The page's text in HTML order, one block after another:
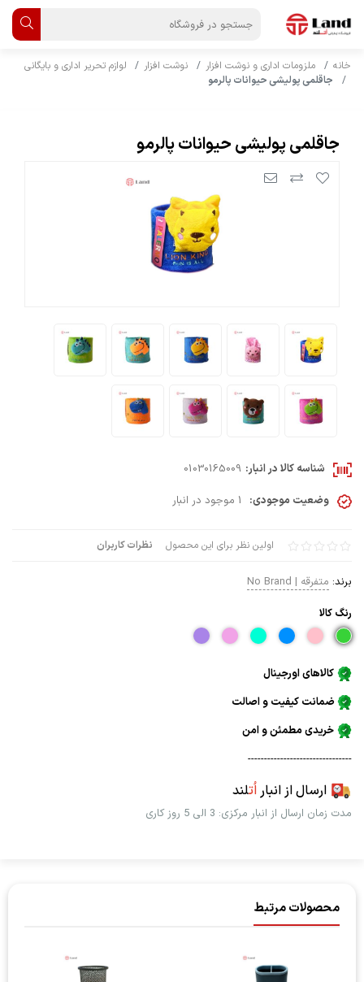
خانه ملزومات اداری و نوشت افزار نوشت افزار
لوازم تحریر اداری و بایگانی
جاقلمی پولیشی حیوانات پالرمو
جاقلمی پولیشی حیوانات پالرمو
اولین نظر برای این محصول نظرات کاربران
برند: متفرقه | No Brand
رنگ كالا
کالاهای اورجینال
ضمانت کیفیت و اصالت
خریدی مطمئن و امن
--------------------------------
ارسال از انباراُتلند
مدت زمان ارسال از انبار مرکزی: 3 الی 5 روز کاری
شناسه کالا در انبار: 01030165009
وضعیت موجودی: 1 موجود در انبار
محصولات مرتبط